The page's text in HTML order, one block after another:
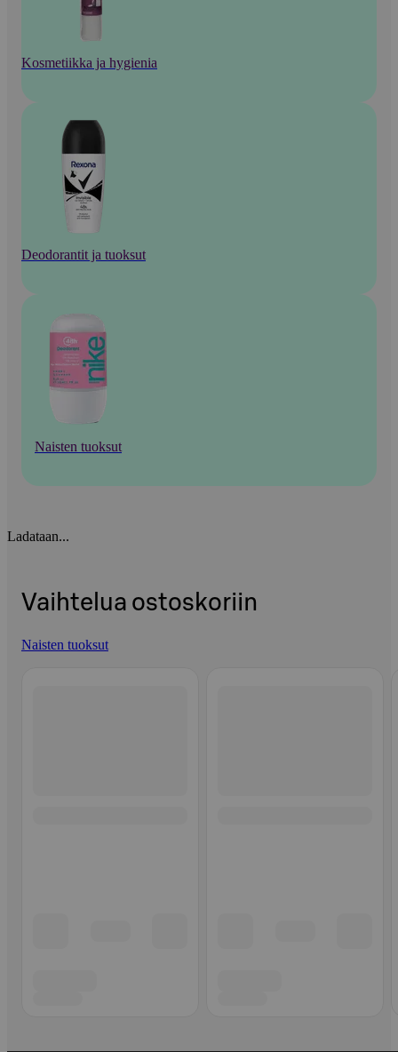
Kosmetiikka ja hygienia
Deodorantit ja tuoksut
Naisten tuoksut
Ladataan...
Vaihtelua ostoskoriin
Naisten tuoksut